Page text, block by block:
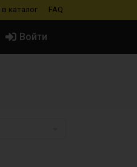
в каталог FAQ
Войти